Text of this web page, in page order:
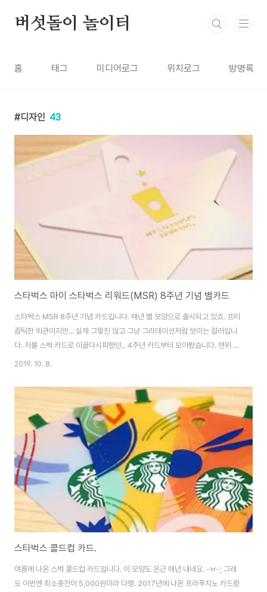
버섯돌이 놀이터
홈 태그 미디어로그 위치로그 방명록
디자인 43
스타벅스 마이 스타벅스 리워드(MSR) 8주년 기념 별카드
스타벅스 MSR 8주년 기념 카드입니다. 매년 별 모양으로 출시되고 있죠. 프리
즘틱한 외관이지만... 실제 그렇진 않고 그냥 그라데이션처럼 보이는 컬러입니
다. 저를 스벅 카드로 이끌다시피했던.. 4주년 카드부터 모아봤습니다. 맨위 블
랙/화이트가 4주년 기념. 5주년부터는 한장씩 출시되고 있습니다. 4주년은 컬
스타벅스 MSR 5주년 기념 카드. 스타벅스 MSR 5주년 기념 카드. 별다방의
My STARBUCKS Rewards 5주년 기념카드입니다. 이번에는 골드카드 컨
셉으로 나왔네요. 햄이 선물로 하나 더 해서 두개~ 올해는 5,000\부터 충전이
더라구요. ^^ 작년 4주년 기념카드와 함께. 작년엔 화.. nole..
2019. 10. 8.
스타벅스 콜드컵 카드.
여름에 나온 스벅 콜드컵 카드입니다. 이 모양도 은근 매년 내네요. -ㅂ-; 그래
도 이번엔 최소충전이 5,000원이라 다행. 2017년에 나온 프라푸치노 카드랑